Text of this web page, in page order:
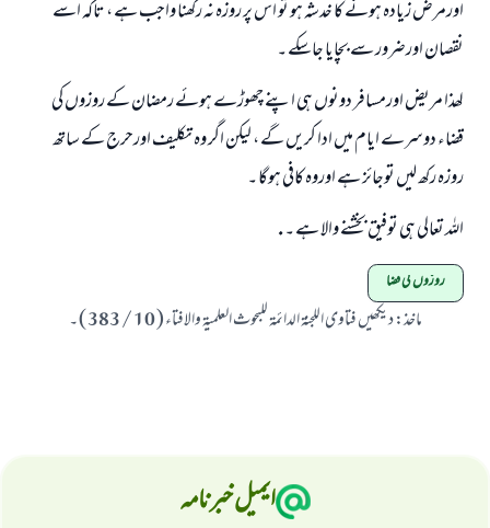
اورمرض زيادہ ہونے کا خدشہ ہو تو اس پر روزہ نہ رکھنا واجب ہے ، تاکہ اسے
نقصان اورضرور سے بچایا جاسکے ۔
لھذا مریض اورمسافر دونوں ہی اپنے چھوڑے ہوئے رمضان کے روزوں کی
قضاء دوسرے ايام میں ادا کریں گے ، لیکن اگر وہ تکلیف اورحرج کے ساتھ
روزہ رکھ لیں توجائز ہے اوروہ کافی ہوگا ۔
اللہ تعالی ہی توفیق بخشنے والا ہے ۔ .
روزوں کی قضا
ماخذ:دیکھیں فتاوی اللجنۃ الدائمۃ للبحوث العلمیۃ والافتاء ( 10 / 383 ) ۔
ایمیل خبرنامہ
رسول اللہ صلی اللہ علیہ و سلم کا فرمان ہے:
نیکی کی رہنمائی کرنے والے کو بھی نیکی کرنے والے کے برابر اجر ملتا ہے۔
(مسلم : 1893)
ابھی تعاون کریں